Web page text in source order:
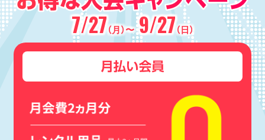
7/27 （月）〜9/27 （日）